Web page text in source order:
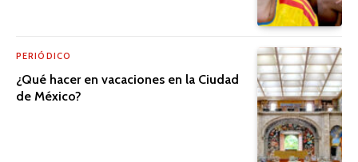
PERIÓDICO
¿Qué hacer en vacaciones en la Ciudad
de México?